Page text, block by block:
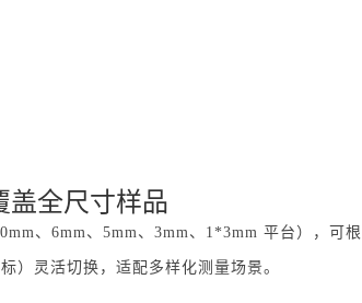
盖全尺寸样品
、6mm、5mm、3mm、1*3mm 平台），可根
）灵活切换，适配多样化测量场景。